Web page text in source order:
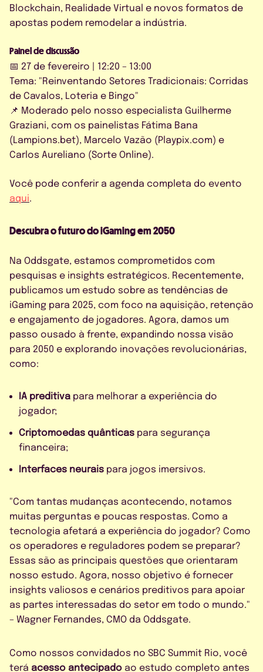
Blockchain, Realidade Virtual e novos formatos de
apostas podem remodelar a indústria.
Painel de discussão
📅 27 de fevereiro | 12:20 – 13:00
Tema: "Reinventando Setores Tradicionais: Corridas
de Cavalos, Loteria e Bingo"
📌 Moderado pelo nosso especialista Guilherme
Graziani, com os painelistas Fátima Bana
(Lampions.bet), Marcelo Vazão (Playpix.com) e
Carlos Aureliano (Sorte Online).
Você pode conferir a agenda completa do evento
aqui.
Descubra o futuro do iGaming em 2050
Na Oddsgate, estamos comprometidos com
pesquisas e insights estratégicos. Recentemente,
publicamos um estudo sobre as tendências de
iGaming para 2025, com foco na aquisição, retenção
e engajamento de jogadores. Agora, damos um
passo ousado à frente, expandindo nossa visão
para 2050 e explorando inovações revolucionárias,
como:
IA preditiva para melhorar a experiência do
jogador;
Criptomoedas quânticas para segurança
financeira;
Interfaces neurais para jogos imersivos.
"Com tantas mudanças acontecendo, notamos
muitas perguntas e poucas respostas. Como a
tecnologia afetará a experiência do jogador? Como
os operadores e reguladores podem se preparar?
Essas são as principais questões que orientaram
nosso estudo. Agora, nosso objetivo é fornecer
insights valiosos e cenários preditivos para apoiar
as partes interessadas do setor em todo o mundo."
– Wagner Fernandes, CMO da Oddsgate.
Como nossos convidados no SBC Summit Rio, você
terá acesso antecipado ao estudo completo antes